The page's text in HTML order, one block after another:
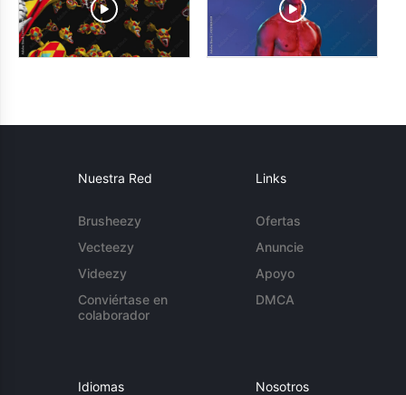
Nuestra Red
Brusheezy
Vecteezy
Videezy
Conviértase en
colaborador
Links
Ofertas
Anuncie
Apoyo
DMCA
Idiomas Nosotros